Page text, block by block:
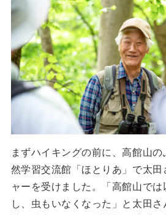
まずハイキングの前に、高館山
然学習交流館「ほとりあ」で太
ャーを受けました。「高館山で
し、虫もいなくなった」と太田